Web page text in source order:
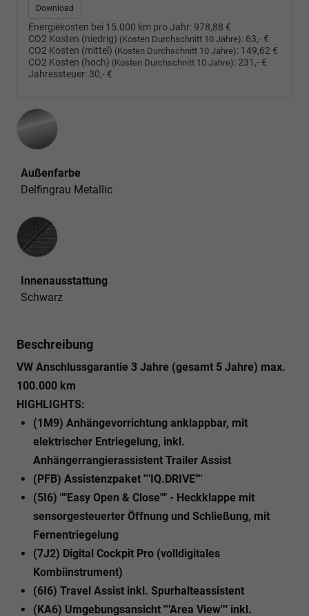
Download
Energiekosten bei 15.000 km pro Jahr: 978,88 €
CO2 Kosten (niedrig) (Kosten Durchschnitt 10 Jahre): 63,- €
CO2 Kosten (mittel) (Kosten Durchschnitt 10 Jahre): 149,62 €
CO2 Kosten (hoch) (Kosten Durchschnitt 10 Jahre): 231,- €
Jahressteuer: 30,- €
Außenfarbe
Delfingrau Metallic
Innenausstattung
Innenausstattung
Schwarz
Beschreibung
VW Anschlussgarantie 3 Jahre (gesamt 5 Jahre) max.
100.000 km
HIGHLIGHTS:
(1M9) Anhängevorrichtung anklappbar, mit
elektrischer Entriegelung, inkl.
Anhängerrangierassistent Trailer Assist
(PFB) Assistenzpaket ""IQ.DRIVE""
(5I6) ""Easy Open & Close"" - Heckklappe mit
sensorgesteuerter Öffnung und Schließung, mit
Fernentriegelung
(7J2) Digital Cockpit Pro (volldigitales
Kombiinstrument)
(6I6) Travel Assist inkl. Spurhalteassistent
(KA6) Umgebungsansicht ""Area View"" inkl.